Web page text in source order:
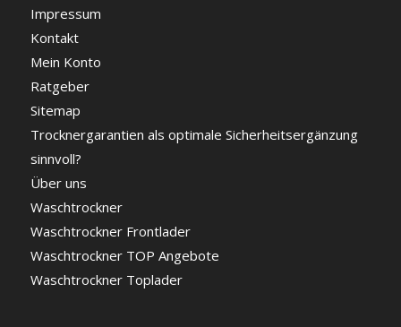
Impressum
Kontakt
Mein Konto
Ratgeber
Sitemap
Trocknergarantien als optimale Sicherheitsergänzung
sinnvoll?
Über uns
Waschtrockner
Waschtrockner Frontlader
Waschtrockner TOP Angebote
Waschtrockner Toplader